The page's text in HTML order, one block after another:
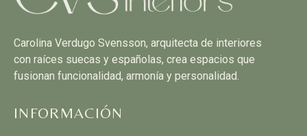
Carolina Verdugo Svensson, arquitecta de interiores
con raíces suecas y españolas, crea espacios que
fusionan funcionalidad, armonía y personalidad.
INFORMACIÓN